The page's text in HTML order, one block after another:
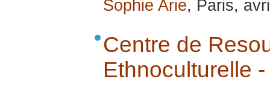
Sophie Arie, Paris,
Centre de
Ethnoculturelle